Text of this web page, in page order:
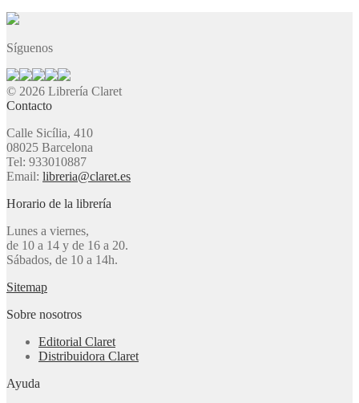
Síguenos
© 2026 Librería Claret
Contacto
Calle Sicília, 410
08025 Barcelona
Tel: 933010887
Email: libreria@claret.es
Horario de la librería
Lunes a viernes,
de 10 a 14 y de 16 a 20.
Sábados, de 10 a 14h.
Sitemap
Sobre nosotros
Editorial Claret
Distribuidora Claret
Ayuda